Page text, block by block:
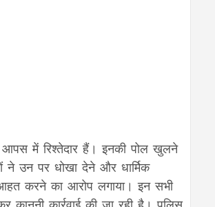
आपस में रिश्तेदार हैं। इनकी पोल खुलने
ने उन पर धोखा देने और धार्मिक
करने का आरोप लगाया। इन सभी